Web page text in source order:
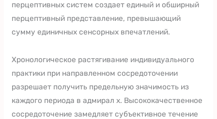
перцептивных систем создает единый и обширный
перцептивный представление, превышающий
сумму единичных сенсорных впечатлений.
Хронологическое растягивание индивидуального
практики при направленном сосредоточении
разрешает получить предельную значимость из
каждого периода в адмирал х. Высококачественное
сосредоточение замедляет субъективное течение